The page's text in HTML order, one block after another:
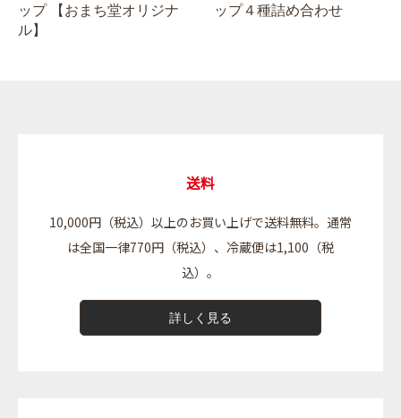
ップ 【おまち堂オリジナ
ル】
ップ４種詰め合わせ
送料
10,000円（税込）以上のお買い上げで送料無料。通常
は全国一律770円（税込）、冷蔵便は1,100（税
込）。
詳しく見る